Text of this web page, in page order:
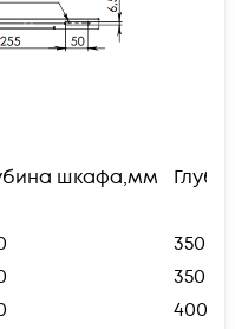
шкафа,мм
350
350
400